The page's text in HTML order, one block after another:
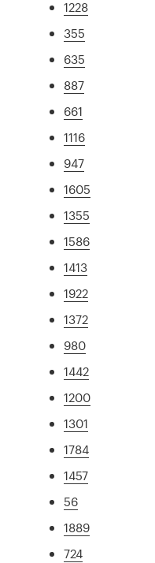
1228
355
635
887
661
1116
947
1605
1355
1586
1413
1922
1372
980
1442
1200
1301
1784
1457
56
1889
724